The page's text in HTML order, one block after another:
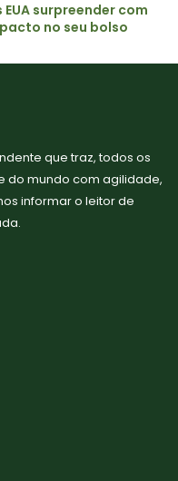
surpreender com
no seu bolso
que traz, todos os
do mundo com agilidade,
informar o leitor de